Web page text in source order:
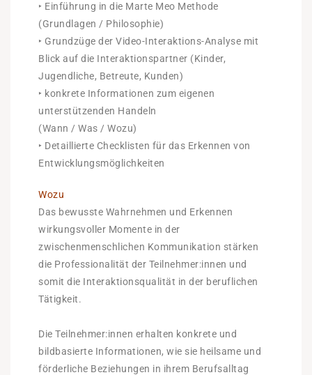
‣ Einführung in die Marte Meo Methode
(Grundlagen / Philosophie)
‣ Grundzüge der Video-Interaktions-Analyse mit
Blick auf die Interaktionspartner (Kinder,
Jugendliche, Betreute, Kunden)
‣ konkrete Informationen zum eigenen
unterstützenden Handeln
(Wann / Was / Wozu)
‣ Detaillierte Checklisten für das Erkennen von
Entwicklungsmöglichkeiten
Wozu
Das bewusste Wahrnehmen und Erkennen
wirkungsvoller Momente in der
zwischenmenschlichen Kommunikation stärken
die Professionalität der Teilnehmer:innen und
somit die Interaktionsqualität in der beruflichen
Tätigkeit.
Die Teilnehmer:innen erhalten konkrete und
bildbasierte Informationen, wie sie heilsame und
förderliche Beziehungen in ihrem Berufsalltag